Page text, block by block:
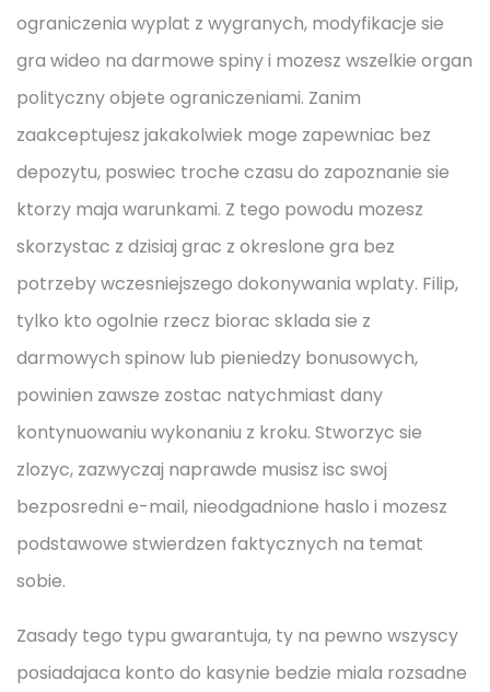
ograniczenia wyplat z wygranych, modyfikacje sie
gra wideo na darmowe spiny i mozesz wszelkie organ
polityczny objete ograniczeniami. Zanim
zaakceptujesz jakakolwiek moge zapewniac bez
depozytu, poswiec troche czasu do zapoznanie sie
ktorzy maja warunkami. Z tego powodu mozesz
skorzystac z dzisiaj grac z okreslone gra bez
potrzeby wczesniejszego dokonywania wplaty. Filip,
tylko kto ogolnie rzecz biorac sklada sie z
darmowych spinow lub pieniedzy bonusowych,
powinien zawsze zostac natychmiast dany
kontynuowaniu wykonaniu z kroku. Stworzyc sie
zlozyc, zazwyczaj naprawde musisz isc swoj
bezposredni e-mail, nieodgadnione haslo i mozesz
podstawowe stwierdzen faktycznych na temat
sobie.
Zasady tego typu gwarantuja, ty na pewno wszyscy
posiadajaca konto do kasynie bedzie miala rozsadne